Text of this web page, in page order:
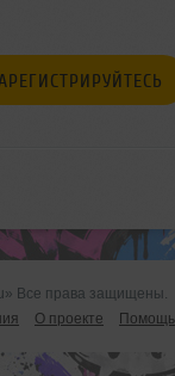
Все права защищены.
О проекте Помощь